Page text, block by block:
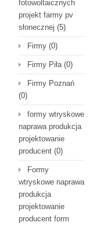
fotowoltaicznych
projekt farmy pv
słonecznej (5)
Firmy (0)
Firmy Piła(0)
Firmy Poznań
(0)
formy wtryskowe
naprawa produkcja
projektowanie
producent (0)
Formy
wtryskowe naprawa
produkcja
projektowanie
producent form